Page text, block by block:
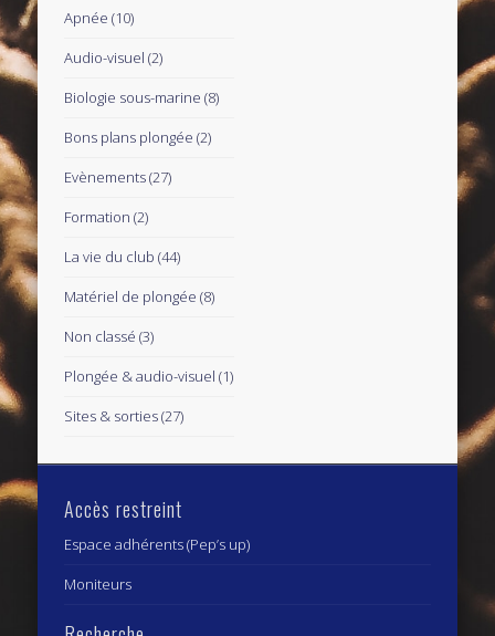
Apnée (10)
Audio-visuel (2)
Biologie sous-marine (8)
Bons plans plongée (2)
Evènements(27)
Formation (2)
La vie du club (44)
Matériel de plongée (8)
Non classé (3)
Plongée & audio-visuel (1)
Sites & sorties(27)
Accès restreint
Espace adhérents (Pep’s up)
Moniteurs